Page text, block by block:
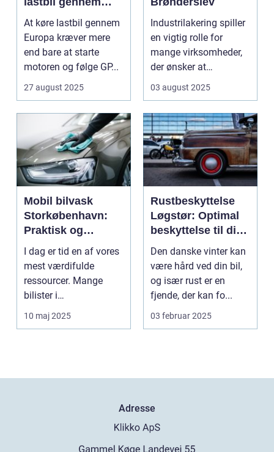
Europa
At køre lastbil gennem
Europa kræver mere
end bare at starte
motoren og følge GP...
27 august 2025
Industrilakering spiller
en vigtig rolle for
mange virksomheder,
der ønsker at
forlænge...
03 august 2025
Mobil bilvask
Storkøbenhavn:
Praktisk og
effektiv bilpleje
I dag er tid en af vores
mest værdifulde
ressourcer. Mange
bilister i
Storkøbenhavn &os...
10 maj 2025
Rustbeskyttelse
Løgstør: Optimal
beskyttelse til din
bil
Den danske vinter kan
være hård ved din bil,
og især rust er en
fjende, der kan fo...
03 februar 2025
Adresse